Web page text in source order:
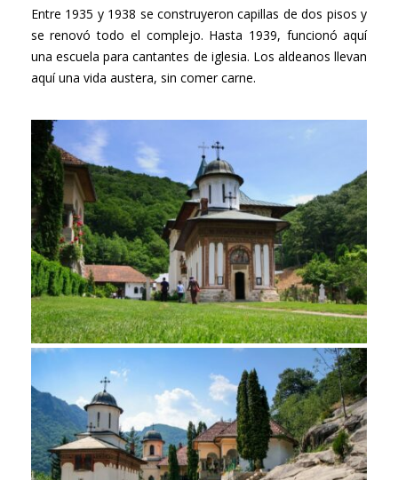
Entre 1935 y 1938 se construyeron capillas de dos pisos y
se renovó todo el complejo. Hasta 1939, funcionó aquí
una escuela para cantantes de iglesia. Los aldeanos llevan
aquí una vida austera, sin comer carne.